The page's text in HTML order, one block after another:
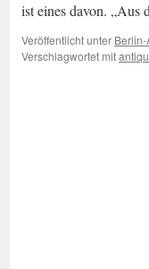
ist eines davon. „Aus
Veröffentlicht unter
Verschlagwortet mit